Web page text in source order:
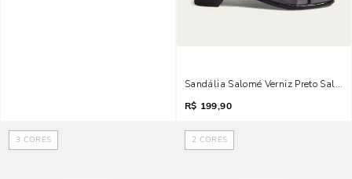
Sandália Salomé Verniz Preto Salto
R$ 199,90
3 CORES 2 CORES